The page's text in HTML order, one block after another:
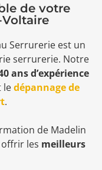
de votre
Serrurerie est un
serrurerie. Notre
ans d’expérience
ledépannage de
.
de Madelin
les meilleurs